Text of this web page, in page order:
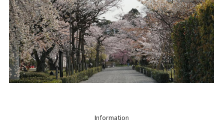
Information